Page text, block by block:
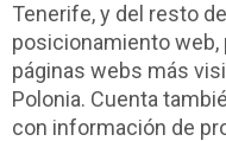
Tenerife, y del resto
posicionamiento web,
páginas webs más
Polonia. Cuenta
con información de